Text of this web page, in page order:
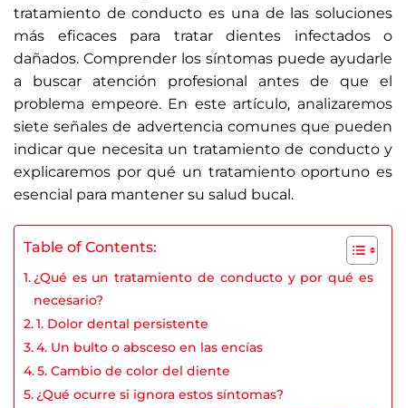
tratamiento de conducto es una de las soluciones
más eficaces para tratar dientes infectados o
dañados. Comprender los síntomas puede ayudarle
a buscar atención profesional antes de que el
problema empeore. En este artículo, analizaremos
siete señales de advertencia comunes que pueden
indicar que necesita un tratamiento de conducto y
explicaremos por qué un tratamiento oportuno es
esencial para mantener su salud bucal.
Table of Contents:
¿Qué es un tratamiento de conducto y por qué es
necesario?
1. Dolor dental persistente
4. Un bulto o absceso en las encías
5. Cambio de color del diente
¿Qué ocurre si ignora estos síntomas?